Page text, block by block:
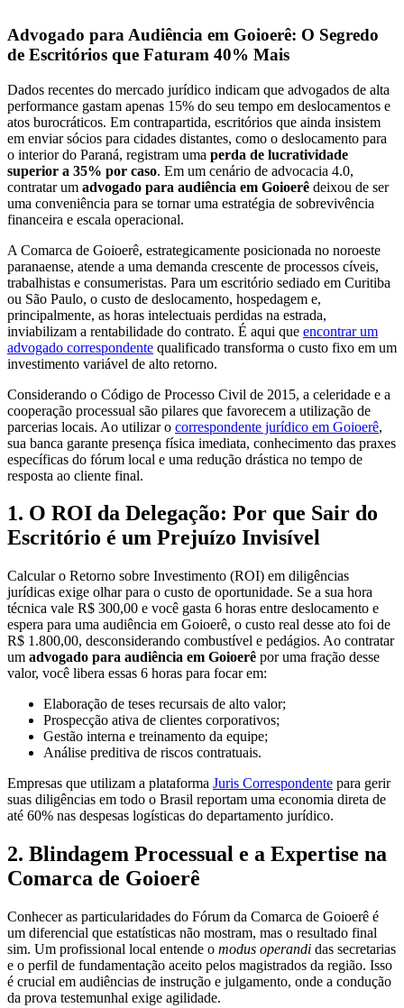
Advogado para Audiência em Goioerê: O Segredo
de Escritórios que Faturam 40% Mais
Dados recentes do mercado jurídico indicam que advogados de alta
performance gastam apenas 15% do seu tempo em deslocamentos e
atos burocráticos. Em contrapartida, escritórios que ainda insistem
em enviar sócios para cidades distantes, como o deslocamento para
o interior do Paraná, registram uma perda de lucratividade
superior a 35% por caso. Em um cenário de advocacia 4.0,
contratar um advogado para audiência em Goioerê deixou de ser
uma conveniência para se tornar uma estratégia de sobrevivência
financeira e escala operacional.
A Comarca de Goioerê, estrategicamente posicionada no noroeste
paranaense, atende a uma demanda crescente de processos cíveis,
trabalhistas e consumeristas. Para um escritório sediado em Curitiba
ou São Paulo, o custo de deslocamento, hospedagem e,
principalmente, as horas intelectuais perdidas na estrada,
inviabilizam a rentabilidade do contrato. É aqui que encontrar um
advogado correspondente qualificado transforma o custo fixo em um
investimento variável de alto retorno.
Considerando o Código de Processo Civil de 2015, a celeridade e a
cooperação processual são pilares que favorecem a utilização de
parcerias locais. Ao utilizar o correspondente jurídico em Goioerê,
sua banca garante presença física imediata, conhecimento das praxes
específicas do fórum local e uma redução drástica no tempo de
resposta ao cliente final.
1. O ROI da Delegação: Por que Sair do
Escritório é um Prejuízo Invisível
Calcular o Retorno sobre Investimento (ROI) em diligências
jurídicas exige olhar para o custo de oportunidade. Se a sua hora
técnica vale R$ 300,00 e você gasta 6 horas entre deslocamento e
espera para uma audiência em Goioerê, o custo real desse ato foi de
R$ 1.800,00, desconsiderando combustível e pedágios. Ao contratar
um advogado para audiência em Goioerê por uma fração desse
valor, você libera essas 6 horas para focar em:
Elaboração de teses recursais de alto valor;
Prospecção ativa de clientes corporativos;
Gestão interna e treinamento da equipe;
Análise preditiva de riscos contratuais.
Empresas que utilizam a plataforma Juris Correspondente para gerir
suas diligências em todo o Brasil reportam uma economia direta de
até 60% nas despesas logísticas do departamento jurídico.
2. Blindagem Processual e a Expertise na
Comarca de Goioerê
Conhecer as particularidades do Fórum da Comarca de Goioerê é
um diferencial que estatísticas não mostram, mas o resultado final
sim. Um profissional local entende o modus operandi das secretarias
e o perfil de fundamentação aceito pelos magistrados da região. Isso
é crucial em audiências de instrução e julgamento, onde a condução
da prova testemunhal exige agilidade.